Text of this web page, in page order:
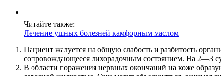
Читайте также:
Лечение ушных болезней камфорным маслом
Пациент жалуется на общую слабость и разбитость
сопровождающееся лихорадочным состоянием. На 2—3
В области поражения нервных окончаний на коже